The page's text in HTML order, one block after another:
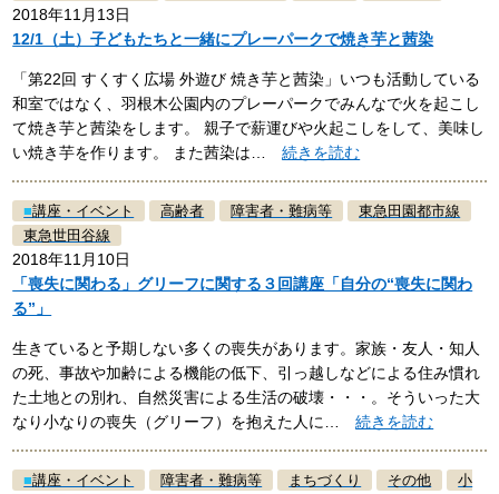
2018年11月13日
12/1（土）子どもたちと一緒にプレーパークで焼き芋と茜染
「第22回 すくすく広場 外遊び 焼き芋と茜染」いつも活動している
和室ではなく、羽根木公園内のプレーパークでみんなで火を起こし
て焼き芋と茜染をします。 親子で薪運びや火起こしをして、美味し
い焼き芋を作ります。 また茜染は…続きを読む
■講座・イベント 高齢者 障害者・難病等
東急田園都市線
東急世田谷線
2018年11月10日
「喪失に関わる」グリーフに関する３回講座「自分の“喪失に関わ
る”」
生きていると予期しない多くの喪失があります。家族・友人・知人
の死、事故や加齢による機能の低下、引っ越しなどによる住み慣れ
た土地との別れ、自然災害による生活の破壊・・・。そういった大
なり小なりの喪失（グリーフ）を抱えた人に…続きを読む
■講座・イベント 障害者・難病等 まちづくり その他
小